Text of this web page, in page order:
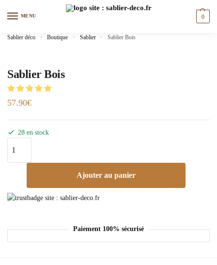
MENU 0
Sablier déco » Boutique » Sablier » Sablier Bois
Sablier Bois
57.90€
28 en stock
Ajouter au panier
Paiement 100% sécurisé